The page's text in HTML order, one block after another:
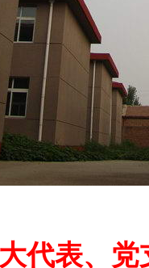
代表、